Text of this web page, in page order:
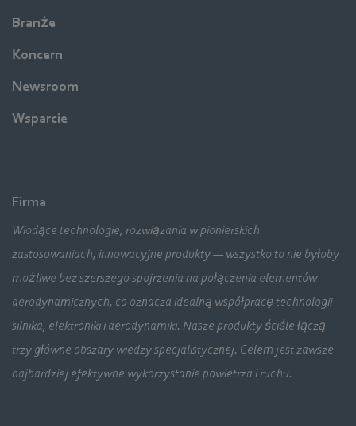
Branże
Koncern
Newsroom
Wsparcie
Firma
Wiodące technologie, rozwiązania w pionierskich
zastosowaniach, innowacyjne produkty — wszystko to nie byłoby
możliwe bez szerszego spojrzenia na połączenia elementów
aerodynamicznych, co oznacza idealną współpracę technologii
silnika, elektroniki i aerodynamiki. Nasze produkty ściśle łączą
trzy główne obszary wiedzy specjalistycznej. Celem jest zawsze
najbardziej efektywne wykorzystanie powietrza i ruchu.